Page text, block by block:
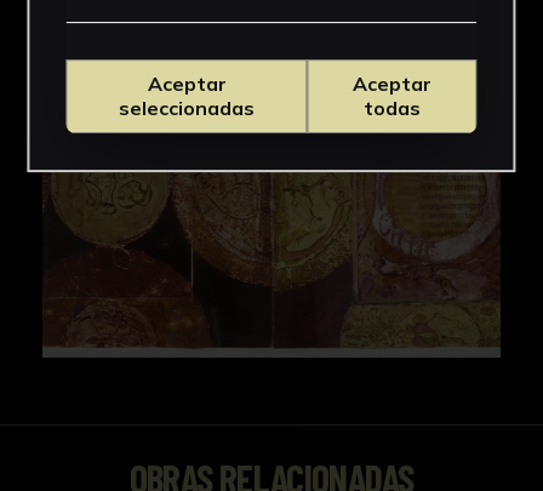
OBRAS RELACIONADAS
Aceptar
seleccionadas
Aceptar
todas